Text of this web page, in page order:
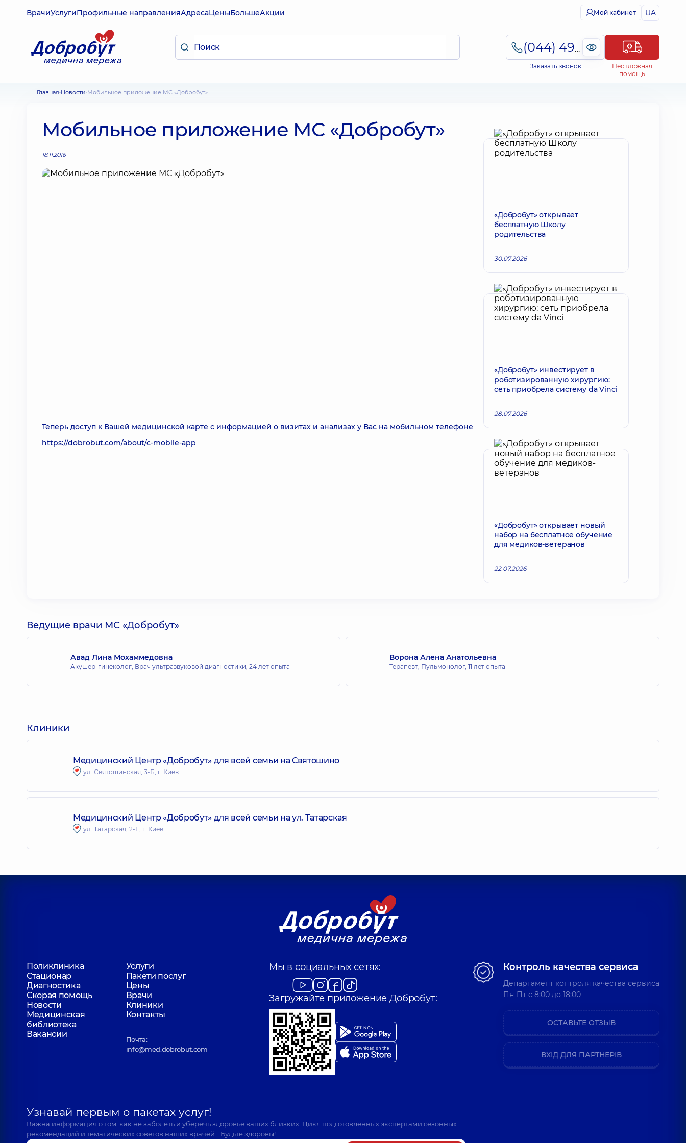
ВрачиУслугиПрофильные направленияАдресаЦеныБольшеАкции Мой кабинет UA
(044) 495-2-888
Заказать звонок
Неотложная
помощь
Главная Новости Мобильное приложение МС «Добробут»
Мобильное приложение МС «Добробут»
18.11.2016
Теперь доступ к Вашей медицинской карте с информацией о визитах и анализах у Вас на мобильном телефоне
https://dobrobut.com/about/c-mobile-app
«Добробут» открывает
бесплатную Школу
родительства
30.07.2026
«Добробут» инвестирует в
роботизированную хирургию:
сеть приобрела систему da Vinci
28.07.2026
«Добробут» открывает новый
набор на бесплатное обучение
для медиков-ветеранов
22.07.2026
Ведущие врачи МС «Добробут»
Авад Лина Мохаммедовна
Акушер-гинеколог; Врач ультразвуковой диагностики, 24 лет опыта
Ворона Алена Анатольевна
Терапевт; Пульмонолог, 11 лет опыта
Клиники
Медицинский Центр «Добробут» для всей семьи на Святошино
ул. Святошинская, 3-Б, г. Киев
Медицинский Центр «Добробут» для всей семьи на ул. Татарская
ул. Татарская, 2-Е, г. Киев
Поликлиника
Услуги
Стационар
Пакети послуг
Диагностика
Цены
Скорая помощь
Врачи
Новости
Клиники
Медицинская
библиотека
Контакты
Вакансии
Почта:
info@med.dobrobut.com
Мы в социальных сетях:
Загружайте приложение Добробут:
Узнавай первым о пакетах услуг!
Важна информация о том, как не заболеть и уберечь здоровье ваших близких. Цикл подготовленных экспертами сезонных
рекомендаций и тематических советов наших врачей… Будьте здоровы!
Контроль качества сервиса
Департамент контроля качества сервиса
Пн-Пт c 8:00 до 18:00
ОСТАВЬТЕ ОТЗЫВ
ВХІД ДЛЯ ПАРТНЕРІВ